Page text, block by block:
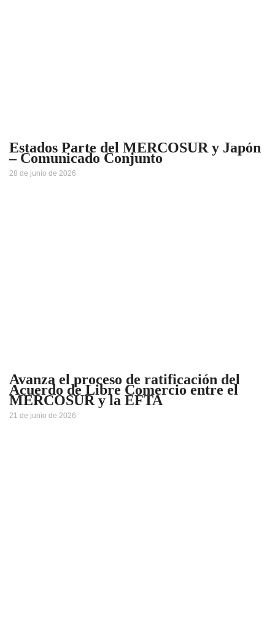
Estados Parte del MERCOSUR y Japón
– Comunicado Conjunto
28 de junio de 2026
Avanza el proceso de ratificación del
Acuerdo de Libre Comercio entre el
MERCOSUR y la EFTA
21 de junio de 2026